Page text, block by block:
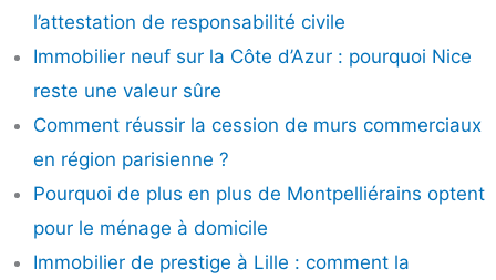
l’attestation de responsabilité civile
Immobilier neuf sur la Côte d’Azur : pourquoi Nice
reste une valeur sûre
Comment réussir la cession de murs commerciaux
en région parisienne ?
Pourquoi de plus en plus de Montpelliérains optent
pour le ménage à domicile
Immobilier de prestige à Lille : comment la